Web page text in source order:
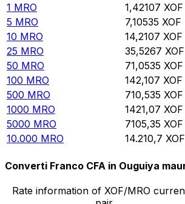
1 MRO 1,42107 XOF
5 MRO 7,10535 XOF
10 MRO 14,2107 XOF
25 MRO 35,5267 XOF
50 MRO 71,0535 XOF
100 MRO 142,107 XOF
500 MRO 710,535 XOF
1000 MRO 1421,07 XOF
5000 MRO 7105,35 XOF
10.000 MRO 14.210,7 XOF
Converti Franco CFA in Ouguiya
Rate information of XOF/MRO